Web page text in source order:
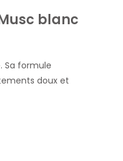
blanc
Sa formule
doux et